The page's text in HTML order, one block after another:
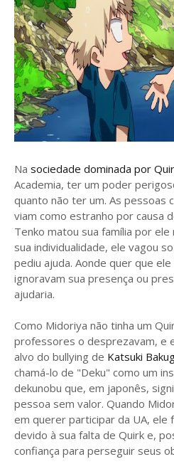
Na sociedade dominada por
Academia, ter um poder
quanto não ter um. As pessoas
viam como estranho por causa
Tenko matou sua família por
sua individualidade, ele vagou
pediu ajuda. Aonde quer que
ignoravam sua presença ou
ajudaria.
Como Midoriya não tinha um
professores o desprezavam, e
alvo do bullying de Katsuki
chamá-lo de "Deku" como um
dekunobu que, em japonês,
pessoa sem valor. Quando
em querer participar da UA, ele
devido à sua falta de Quirk e,
confiança para perseguir seus